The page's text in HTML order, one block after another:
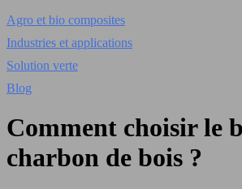
Agro et bio composites
Industries et applications
Solution verte
Blog
Comment choisir le
charbon de bois ?